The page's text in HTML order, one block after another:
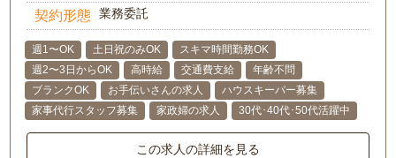
契約形態 業務委託
週1〜OK 土日祝のみOK
スキマ時間勤務OK
週2〜3日からOK
高時給 交通費支給
年齢不問
ブランクOK
お手伝いさんの求人
ハウスキーパー募集
家事代行スタッフ募集
家政婦の求人 30代･40代･50代活躍中
この求人の詳細を見る